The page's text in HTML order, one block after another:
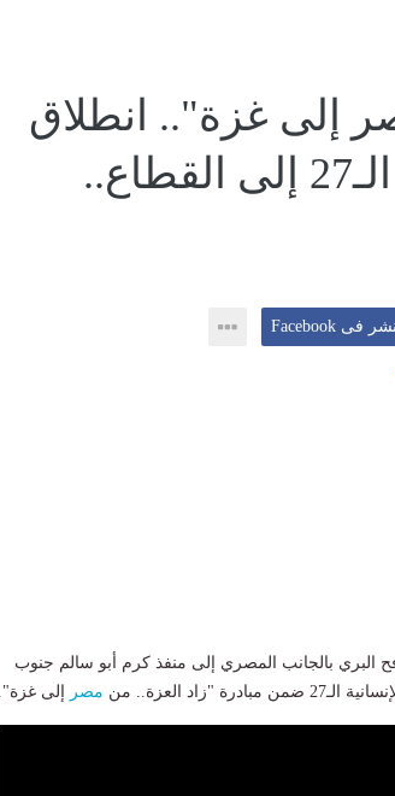
إلى غزة".. انطلاق
قافلة المساعدات الـ27 إلى القطاع..
إنشر فى Facebook
البري بالجانب المصري إلى منفذ كرم أبو سالم جنوب
العزة.. من
مصر إلى غزة".